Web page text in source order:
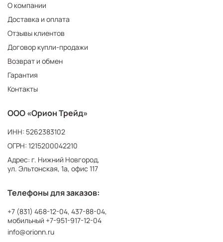
О компании
Доставка и оплата
Отзывы клиентов
Договор купли-продажи
Возврат и обмен
Гарантия
Контакты
ООО «Орион Трейд»
ИНН: 5262383102
ОГРН: 1215200042210
Адрес: г. Нижний Новгород,
ул. Эльтонская, 1а, офис 117
Телефоны для заказов:
+7 (831) 468-12-04, 437-88-04,
мобильный +7-951-917-12-04
info@orionn.ru